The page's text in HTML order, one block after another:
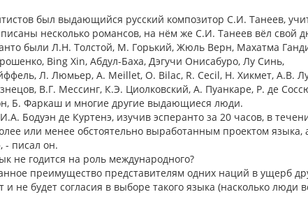
был выдающийся русский композитор С.И. Танеев,
несколько романсов, на нём же С.И. Танеев вёл свой
были Л.Н. Толстой, М. Горький, Жюль Верн, Махатма
Bing Xin, Абдул-Баха, Дэгучи Онисабуро, Лу Синь,
Л. Люмьер, A. Meillet, O. Bilac, R. Cecil, Н. Хикмет, А.В.
В.Г. Мессинг, К.Э. Циолковский, А. Пуанкаре, Р. де
Б. Фаркаш и многие другие выдающиеся люди.
Бодуэн де Куртенэ, изучив эсперанто за 20 часов, в
или менее обстоятельно выработанным проектом
- писал он.
не годится на роль международного?
преимущество представителям одних наций в ущерб
не будет согласия в выборе такого языка (насколько люди